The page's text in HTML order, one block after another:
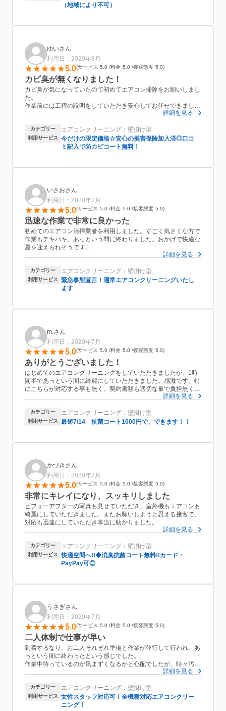
（地域により不可）
ゆいさん
利用日：2020年8月
5.0 サービス 5.0 料金 5.0 接客態度 5.0
カビ臭が無くなりました！
カビ臭が気になっていたので初めてエアコン掃除をお願いしまし
た。
作業前には工程の説明をしていただき安心してお任せできまし
ただけました！カビ臭もなくなりお値段も安く大満足です！今後
もお願いしようと思います！
詳細を見る
カテゴリー エアコンクリーニング：壁掛け型
利用サービス
今だけの限定価格☆安心の損害保険加入済◎口コ
ミ記入で防カビコート無料！
いさおさん
利用日：2020年7月
5.0 サービス 5.0 料金 5.0 接客態度 5.0
迅速な作業で非常に良かった
初めてのエアコン清掃業者を利用しました。すごく気さくな方で
作業もテキパキ。あっという間に終わりました。おかげで快適な
夏を迎えられそうです。
価格に関してはこれくらいで十分納得いく価格です。詳細を見る
カテゴリー エアコンクリーニング：壁掛け型
利用サービス
緊急事態宣言！通常エアコンクリーニングいたし
ます
m.さん
利用日：2020年7月
5.0 サービス 5.0 料金 5.0 接客態度 5.0
ありがとうございました！
はじめてのエアコンクリーニングをしていただきましたが、1時
間半であっという間に綺麗にしていただきました。感激です。特
にこちらが対応する事も無く、契約書類も適切な量で負担無く、
とても助かりました。クリーニング後は、以前よりも温度を1.2
ございました。
詳細を見る
カテゴリー エアコンクリーニング：壁掛け型
利用サービス 最短7/14 抗菌コート1000円で、できます！！
かづきさん
利用日：2020年7月
5.0 サービス 5.0 料金 5.0 接客態度 5.0
非常にキレイになり、スッキリしました
ビフォーアフターの写真も見せていただき、室外機もエアコンも
綺麗にしていただきました。またお願いしようと思える接客で、
対応も迅速にしていただき本当に助かりました。
詳細を見る
カテゴリー エアコンクリーニング：壁掛け型
利用サービス
快適空間へ!!◆消臭抗菌コート無料!!カード・
PayPay可◎
うさぎさん
利用日：2020年7月
5.0 サービス 5.0 料金 5.0 接客態度 5.0
二人体制で仕事が早い
到着するなり、お二人それぞれ準備と作業が並行して行われ、あ
っという間に終わったという感じでした。
作業中待っているのが気まずくなるかと心配でしたが、時々汚れ
具合を見せてくださったり、こちらの疑問に答えてくださった
おかげさまで臭いがなくなり、快適に過ごせています。
ありがとうございました。
詳細を見る
カテゴリー エアコンクリーニング：壁掛け型
利用サービス
女性スタッフ対応可！全機種対応エアコンクリー
ニング！